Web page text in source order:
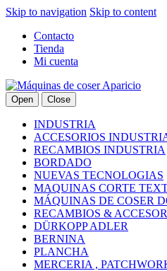
Skip to navigation Skip to content
Contacto
Tienda
Mi cuenta
Open Close
INDUSTRIA
ACCESORIOS
RECAMBIOS INDUSTRIA
BORDADO
NUEVAS TECNOLOGIAS
MAQUINAS CORTE
MÁQUINAS DE COSER
RECAMBIOS &
DÜRKOPP ADLER
BERNINA
PLANCHA
MERCERIA ,